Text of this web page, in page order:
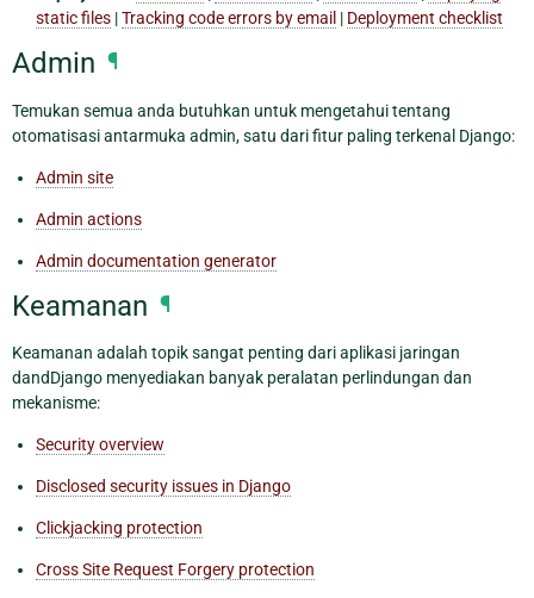
static files |Tracking code errors by email | Deployment checklist
Admin ¶
Temukan semua anda butuhkan untuk mengetahui tentang
otomatisasi antarmuka admin, satu dari fitur paling terkenal Django:
Admin site
Admin actions
Admin documentation generator
Keamanan ¶
Keamanan adalah topik sangat penting dari aplikasi jaringan
dandDjango menyediakan banyak peralatan perlindungan dan
mekanisme:
Security overview
Disclosed security issues in Django
Clickjacking protection
Cross Site Request Forgery protection